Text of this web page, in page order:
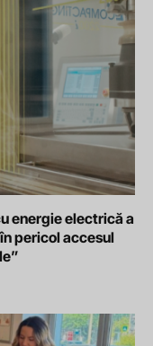
energie electrică a
pericol accesul